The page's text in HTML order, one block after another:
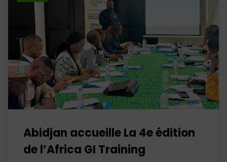
Abidjan accueille La 4e édition
de l’Africa GI Training